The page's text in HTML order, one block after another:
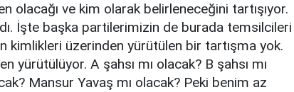
olacağı ve kim olarak belirleneceğini tartışıyor.
İşte başka partilerimizin de burada temsilcileri
kimlikleri üzerinden yürütülen bir tartışma yok.
yürütülüyor. A şahsı mı olacak? B şahsı mı
Mansur Yavaş mı olacak? Peki benim az